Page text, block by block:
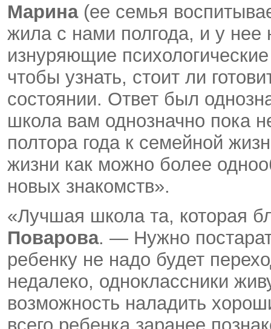
Марина(ее семья
жила с нами полгода, и у нее
изнуряющие
чтобы узнать, стоит ли
состоянии. Ответ был
школа вам однозначно пока
полтора года к семейной
жизни как можно более
новых знакомств».
«Лучшая школа та, которая
Поварова. — Нужно
ребенку не надо будет
недалеко, одноклассники
возможность наладить